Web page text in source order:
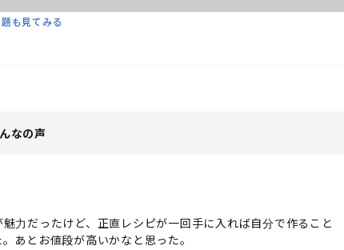
も見てみる
なの声
力だったけど、正直レシピが一回手に入れば自分で作ること
あとお値段が高いかなと思った。